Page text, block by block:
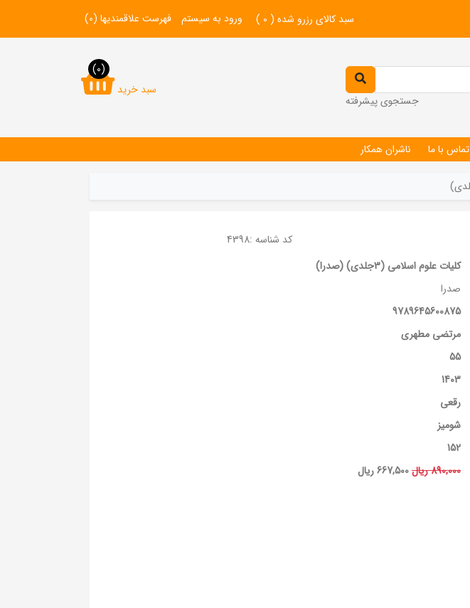
سبد کالای رزرو شده ( 0
) ورود به سیستم فهرست علاقمندیها (0)
جستجوی پیشرفته
سبد خرید
(0)
تماس با ما ناشران همکار
کد شناسه :4398
کلیات علوم اسلامی (3جلدی) (صدرا)
صدرا
9789645600875
مرتضی مطهری
55
1403
رقعی
شومیز
152
890,000 ریال 667,500 ریال